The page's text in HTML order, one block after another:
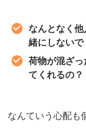
なんとなく
緒にしないで
荷物が混ざ
てくれるの？
なんていう心配も